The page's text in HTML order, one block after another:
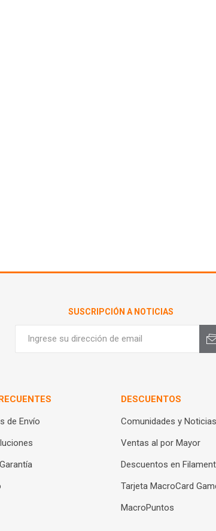
SUSCRIPCIÓN A NOTICIAS
de Envío
DESCUENTOS
Comunidades y Noticias
Ventas al por Mayor
Descuentos en
Tarjeta MacroCard
MacroPuntos